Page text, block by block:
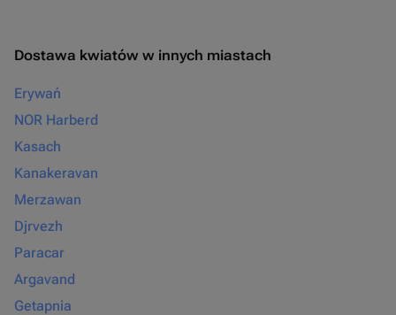
Dostawa kwiatów w innych miastach
Erywań
NOR Harberd
Kasach
Kanakeravan
Merzawan
Djrvezh
Paracar
Argavand
Getapnia